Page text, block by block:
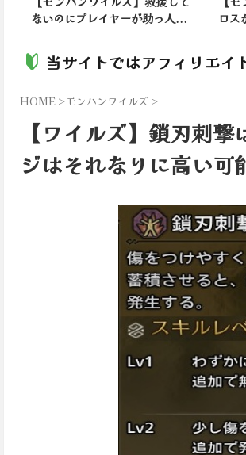
ロスが出ないモンハンって今...
撃力
当サイトではアフィリエイ
HOME >モンハンワイルズ >
【ワイルズ】鎖刃刺
ジはそれなりに高い可